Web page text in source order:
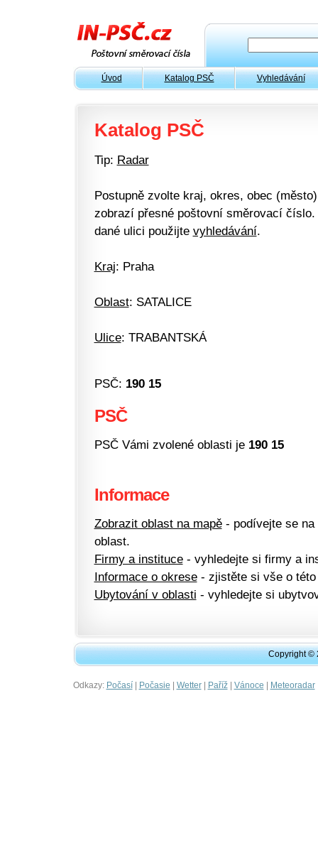
Úvod Katalog PSČ Vyhledávání
Katalog PSČ
Tip: Radar
Postupně zvolte kraj, okres, obec
zobrazí přesné poštovní směrovací
dané ulici použijte vyhledávání.
Kraj: Praha
Oblast: SATALICE
Ulice: TRABANTSKÁ
PSČ: 190 15
PSČ
PSČ Vámi zvolené oblasti je 190 15
Informace
Zobrazit oblast na mapě- podívejte se na
oblast.
Firmy a instituce- vyhledejte si firmy a
Informace o okrese- zjistěte si vše o této
Ubytování v oblasti - vyhledejte si
Copyright ©
Odkazy: Počasí| Počasie | Wetter| Paříž| Vánoce | Meteoradar